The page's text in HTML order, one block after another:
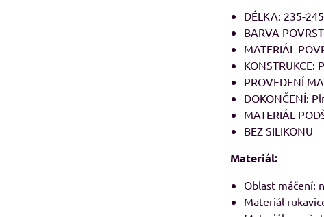
DÉLKA: 235-
BARVA
MATERIÁL
KONSTRUKCE:
PROVEDENÍ
DOKONČENÍ:
MATERIÁL
BEZ SILIKONU
Materiál:
Oblast máčení:
Materiál